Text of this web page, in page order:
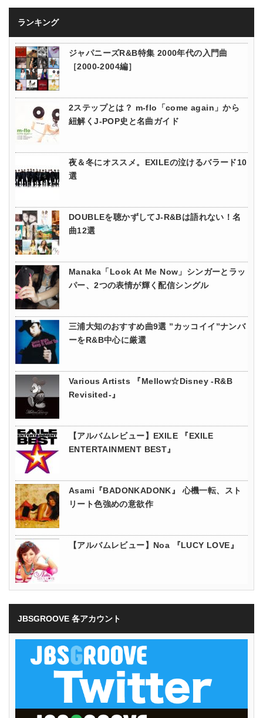
ランキング
ジャパニーズR&B特集 2000年代の入門曲
［2000-2004編］
2ステップとは？ m-flo「come again」から
紐解くJ-POP史と名曲ガイド
夜＆冬にオススメ。EXILEの泣けるバラード10
選
DOUBLEを聴かずしてJ-R&Bは語れない！名
曲12選
Manaka「Look At Me Now」シンガーとラッ
パー、2つの表情が輝く配信シングル
三浦大知のおすすめ曲9選 ”カッコイイ”ナンバ
ーをR&B中心に厳選
Various Artists 『Mellow☆Disney -R&B
Revisited-』
【アルバムレビュー】EXILE 『EXILE
ENTERTAINMENT BEST』
Asami『BADONKADONK』 心機一転、スト
リート色強めの意欲作
【アルバムレビュー】Noa 『LUCY LOVE』
JBSGROOVE 各アカウント